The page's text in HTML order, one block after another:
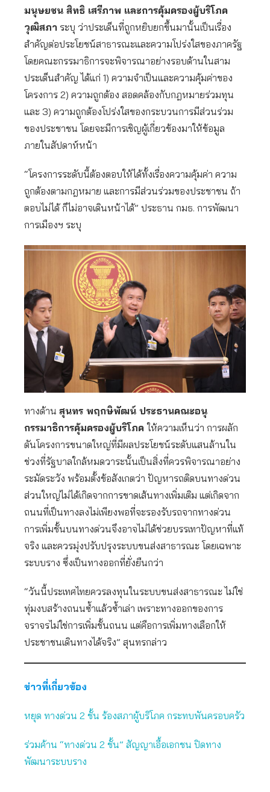
มนุษยชน สิทธิ เสรีภาพ และการคุ้มครองผู้บริโภค
วุฒิสภา ระบุ ว่าประเด็นที่ถูกหยิบยกขึ้นมานั้นเป็นเรื่อง
สำคัญต่อประโยชน์สาธารณะและความโปร่งใสของภาครัฐ
โดยคณะกรรมาธิการจะพิจารณาอย่างรอบด้านในสาม
ประเด็นสำคัญ ได้แก่ 1) ความจำเป็นและความคุ้มค่าของ
โครงการ 2) ความถูกต้อง สอดคล้องกับกฎหมายร่วมทุน
และ 3) ความถูกต้องโปร่งใสของกระบวนการมีส่วนร่วม
ของประชาชน โดยจะมีการเชิญผู้เกี่ยวข้องมาให้ข้อมูล
ภายในสัปดาห์หน้า
“โครงการระดับนี้ต้องตอบให้ได้ทั้งเรื่องความคุ้มค่า ความ
ถูกต้องตามกฎหมาย และการมีส่วนร่วมของประชาชน ถ้า
ตอบไม่ได้ ก็ไม่อาจเดินหน้าได้” ประธาน กมธ. การพัฒนา
การเมืองฯ ระบุ
ทางด้าน สุนทร พฤกษิพัฒน์ ประธานคณะอนุ
กรรมาธิการคุ้มครองผู้บริโภคให้ความเห็นว่า การผลัก
ดันโครงการขนาดใหญ่ที่มีผลประโยชน์ระดับแสนล้านใน
ช่วงที่รัฐบาลใกล้หมดวาระนั้นเป็นสิ่งที่ควรพิจารณาอย่าง
ระมัดระวัง พร้อมตั้งข้อสังเกตว่า ปัญหารถติดบนทางด่วน
ส่วนใหญ่ไม่ได้เกิดจากการขาดเส้นทางเพิ่มเติม แต่เกิดจาก
ถนนที่เป็นทางลงไม่เพียงพอที่จะรองรับรถจากทางด่วน
การเพิ่มชั้นบนทางด่วนจึงอาจไม่ได้ช่วยบรรเทาปัญหาที่แท้
จริง และควรมุ่งปรับปรุงระบบขนส่งสาธารณะ โดยเฉพาะ
ระบบราง ซึ่งเป็นทางออกที่ยั่งยืนกว่า
“วันนี้ประเทศไทยควรลงทุนในระบบขนส่งสาธารณะ ไม่ใช่
ทุ่มงบสร้างถนนซ้ำแล้วซ้ำเล่า เพราะทางออกของการ
จราจรไม่ใช่การเพิ่มชั้นถนน แต่คือการเพิ่มทางเลือกให้
ประชาชนเดินทางได้จริง” สุนทรกล่าว
ข่าวที่เกี่ยวข้อง
หยุด ทางด่วน 2 ชั้น ร้องสภาผู้บริโภค กระทบพันครอบครัว
ร่วมค้าน “ทางด่วน 2 ชั้น” สัญญาเอื้อเอกชน ปิดทาง
พัฒนาระบบราง